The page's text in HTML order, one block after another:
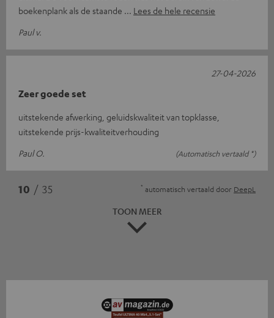
boekenplank als de staande
Lees de hele recensie
Paul v.
Zeer goede set
uitstekende afwerking, geluidskwaliteit van topklasse,
uitstekende prijs-kwaliteitverhouding
Paul O.
(Automatisch vertaald *)
27-04-2026
10 / 35 * automatisch vertaald door DeepL
TOON MEER